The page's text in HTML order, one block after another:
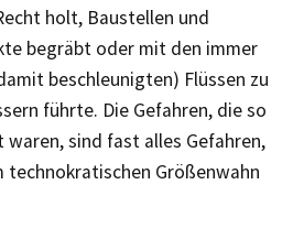
holt, Baustellen und
begräbt oder mit den immer
beschleunigten) Flüssen zu
führte. Die Gefahren, die so
waren, sind fast alles Gefahren,
technokratischen Größenwahn